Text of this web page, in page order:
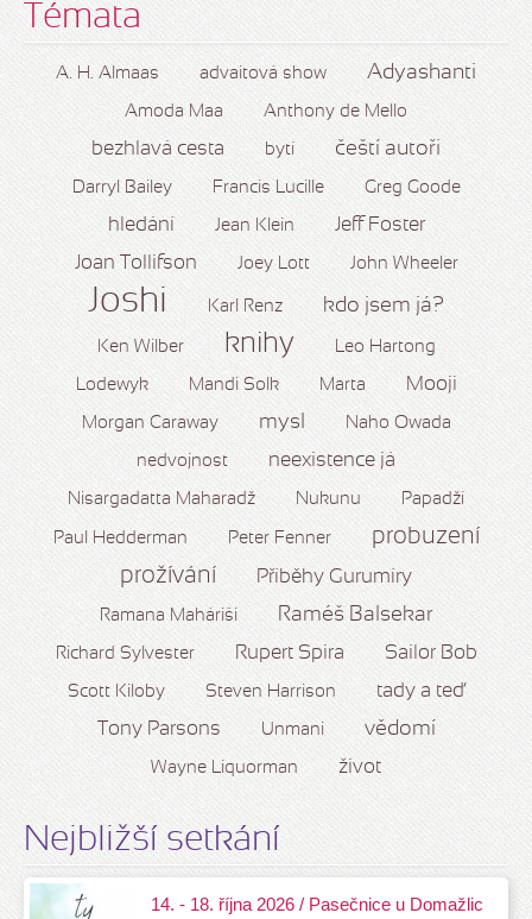
Témata
A. H. Almaas advaitová show Adyashanti
Amoda Maa Anthony de Mello
bezhlavá cesta bytí čeští autoři
Darryl Bailey Francis Lucille Greg Goode
hledání Jean Klein Jeff Foster
Joan Tollifson Joey Lott John Wheeler
Joshi Karl Renz kdo jsem já?
Ken Wilber knihy Leo Hartong
Lodewyk Mandi Solk Marta Mooji
Morgan Caraway mysl Naho Owada
nedvojnost neexistence já
Nisargadatta Maharadž Nukunu Papadží
Paul Hedderman Peter Fenner
probuzení
prožívání
Příběhy Gurumíry
Ramana Maháriši Raméš Balsekar
Richard Sylvester Rupert Spira Sailor Bob
Scott Kiloby Steven Harrison tady a teď
Tony Parsons Unmani vědomí
Wayne Liquorman život
Nejbližší setkání
14. - 18. října 2026 / Pasečnice u Domažlic